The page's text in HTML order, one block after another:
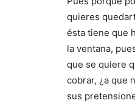
quieres
ésta tiene que
la ventana,
que se quiere
cobrar, ¿a que
sus